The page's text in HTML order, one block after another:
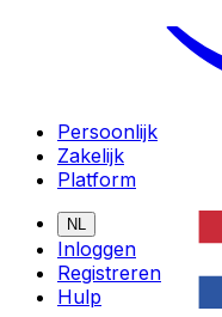
Persoonlijk
Zakelijk
Platform
NL
Inloggen
Registreren
Hulp